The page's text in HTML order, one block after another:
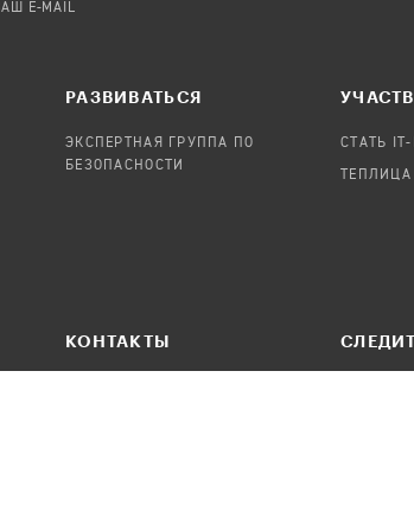
E-MAIL
РАЗВИВАТЬСЯ
ЭКСПЕРТНАЯ ГРУППА ПО
БЕЗОПАСНОСТИ
СТАТЬ
ТЕПЛИЦА
КОНТАКТЫ